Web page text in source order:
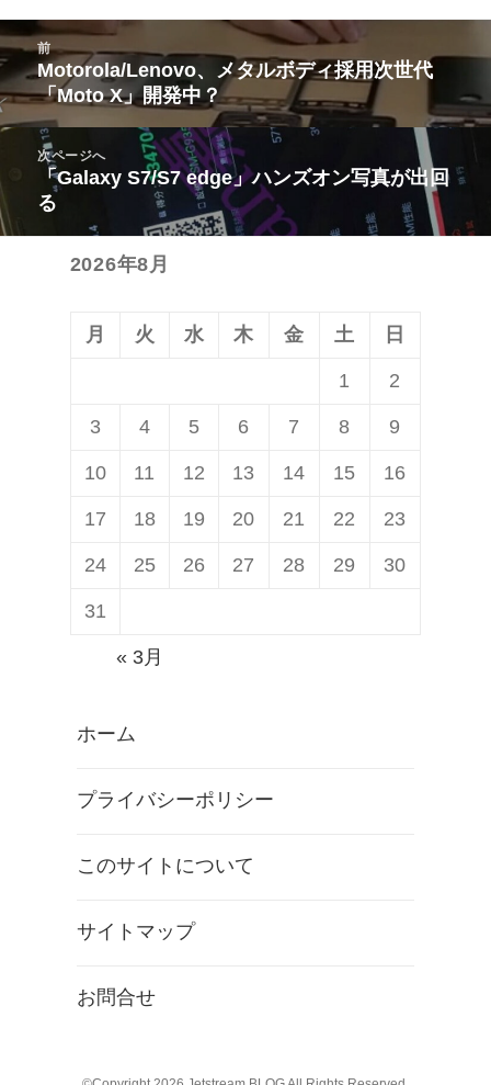
投
稿
ナ
ビ
ー
シ
前
前
の
投
稿:
Motorola/Lenovo、メタルボディ採用次世代
「Moto X」開発中？
次ページへ
次
の
投
「Galaxy S7/S7 edge」ハンズオン写真が出回
る
2026年8月
月 火 水 木 金 土 日
1 2
3 4 5 6 7 8 9
10 11 12 13 14 15 16
17 18 19 20 21 22 23
24 25 26 27 28 29 30
31
« 3月
ホーム
プライバシーポリシー
このサイトについて
サイトマップ
お問合せ